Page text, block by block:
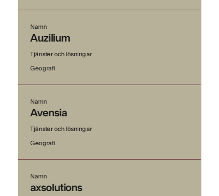
Namn
Auzilium
Tjänster och lösningar
Geografi
Namn
Avensia
Tjänster och lösningar
Geografi
Namn
axsolutions